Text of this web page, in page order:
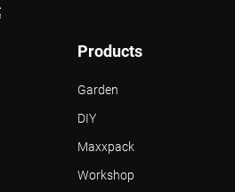
Products
Garden
DIY
Maxxpack
Workshop